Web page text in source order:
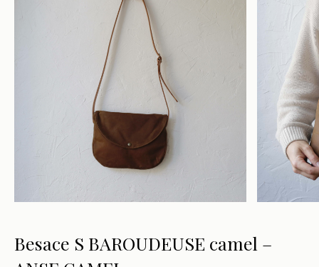
Besace S BAROUDEUSE camel –